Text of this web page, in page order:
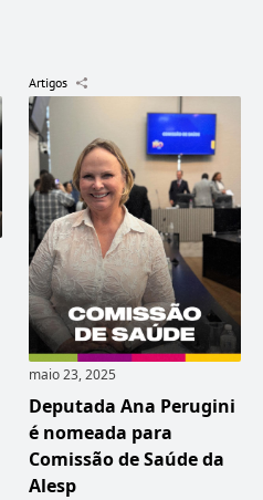
Artigos
maio 23, 2025
Deputada Ana Perugini
é nomeada para
Comissão de Saúde da
Alesp